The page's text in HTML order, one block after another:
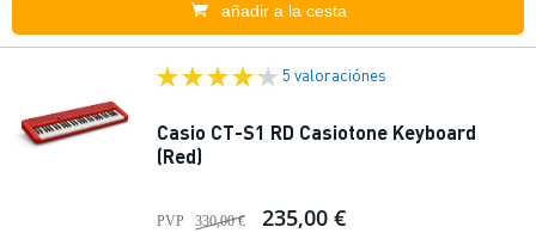
añadir a la cesta
5 valoraciónes
Casio CT-S1 RD Casiotone Keyboard
(Red)
PVP 330,00 € 235,00 €